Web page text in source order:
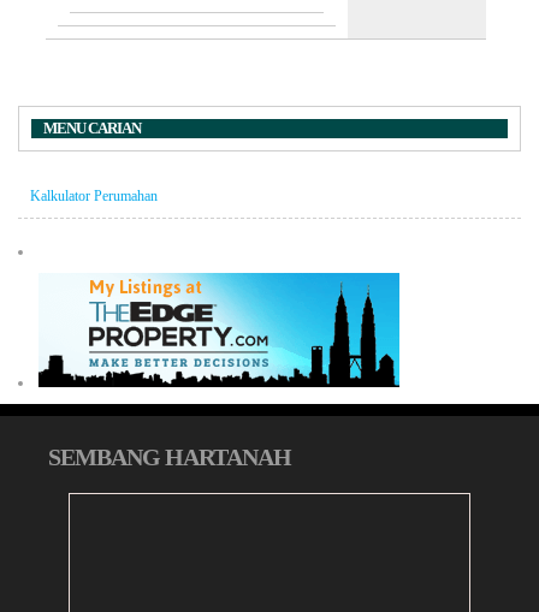
MENU CARIAN
Kalkulator Perumahan
SEMBANG HARTANAH